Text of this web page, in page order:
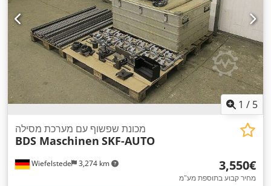
1 / 5
Wiefelstede 3,274 km
מכונת שפשוף עם מערכת מסילה
BDS Maschinen SKF-AUTO
‏3,550 ‏€
מחיר קבוע בתוספת מע"מ